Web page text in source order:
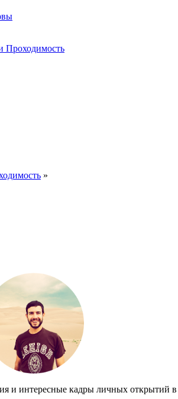
Проходимость
»
и интересные кадры личных открытий